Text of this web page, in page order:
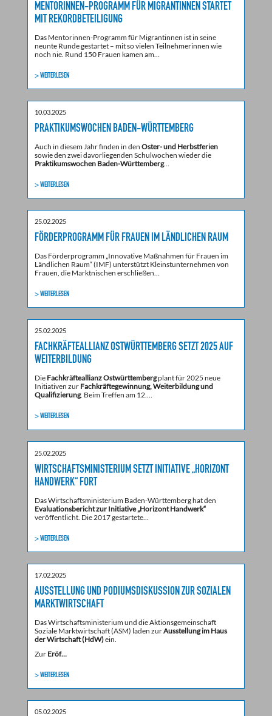
MENTORINNEN-PROGRAMM FÜR MIGRANTINNEN STARTET
MIT REKORDBETEILIGUNG
Das Mentorinnen-Programm für Migrantinnen ist in seine
neunte Runde gestartet – mit so vielen Teilnehmerinnen wie
noch nie. Rund 150 Frauen kamen am…
> WEITERLESEN
10.03.2025
PRAKTIKUMSWOCHEN BADEN-WÜRTTEMBERG
Auch in diesem Jahr finden in denOster- und Herbstferien
sowie den zwei davorliegenden Schulwochen wieder die
Praktikumswochen Baden-Württemberg…
> WEITERLESEN
25.02.2025
FÖRDERPROGRAMM FÜR FRAUEN IM LÄNDLICHEN RAUM
Das Förderprogramm „Innovative Maßnahmen für Frauen im
Ländlichen Raum“ (IMF) unterstützt Kleinstunternehmen von
Frauen, die Marktnischen erschließen…
> WEITERLESEN
25.02.2025
FACHKRÄFTEALLIANZ OSTWÜRTTEMBERG SETZT 2025 AUF
WEITERBILDUNG
Die Fachkräfteallianz Ostwürttembergplant für 2025 neue
Initiativen zur Fachkräftegewinnung, Weiterbildung und
Qualifizierung. Beim Treffen am 12.…
> WEITERLESEN
25.02.2025
WIRTSCHAFTSMINISTERIUM SETZT INITIATIVE „HORIZONT
HANDWERK“ FORT
Das Wirtschaftsministerium Baden-Württemberg hat den
Evaluationsbericht zur Initiative „Horizont Handwerk“
veröffentlicht. Die 2017 gestartete…
> WEITERLESEN
17.02.2025
AUSSTELLUNG UND PODIUMSDISKUSSION ZUR SOZIALEN
MARKTWIRTSCHAFT
Das Wirtschaftsministerium und die Aktionsgemeinschaft
Soziale Marktwirtschaft (ASM) laden zurAusstellung im Haus
der Wirtschaft (HdW)ein.
Zur Eröf…
> WEITERLESEN
05.02.2025